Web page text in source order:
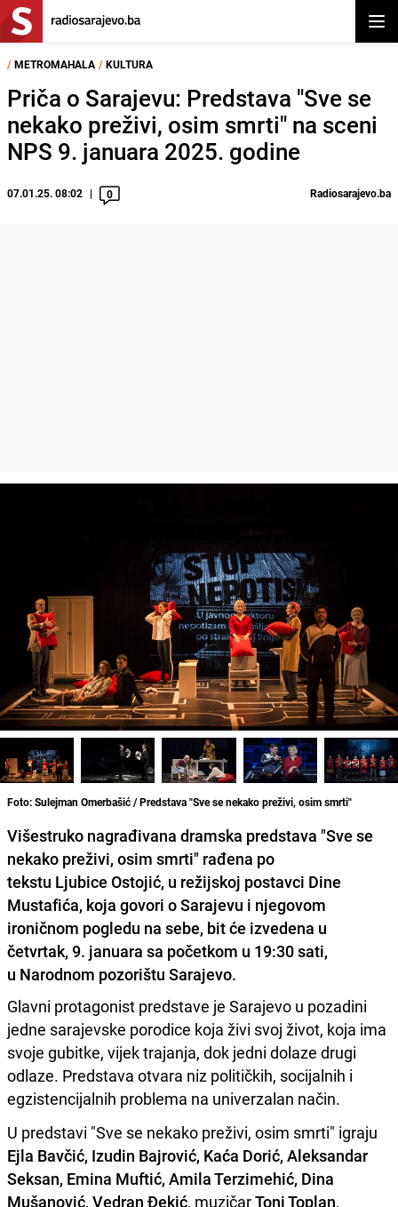
/ METROMAHALA / KULTURA
Priča o Sarajevu: Predstava "Sve se
nekako preživi, osim smrti" na sceni
NPS 9. januara 2025. godine
07.01.25. 08:02 0 Radiosarajevo.ba
Foto: Sulejman Omerbašić / Predstava "Sve se nekako preživi, osim smrti"
Višestruko nagrađivana dramska predstava "Sve se
nekako preživi, osim smrti" rađena po
tekstu Ljubice Ostojić, u režijskoj postavci Dine
Mustafića, koja govori o Sarajevu i njegovom
ironičnom pogledu na sebe, bit će izvedena u
četvrtak, 9. januara sa početkom u 19:30 sati,
u Narodnom pozorištu Sarajevo.
Glavni protagonist predstave je Sarajevo u pozadini
jedne sarajevske porodice koja živi svoj život, koja ima
svoje gubitke, vijek trajanja, dok jedni dolaze drugi
odlaze. Predstava otvara niz političkih, socijalnih i
egzistencijalnih problema na univerzalan način.
U predstavi "Sve se nekako preživi, osim smrti" igraju
Ejla Bavčić, Izudin Bajrović, Kaća Dorić, Aleksandar
Seksan, Emina Muftić, Amila Terzimehić, Dina
Mušanović, Vedran Đekić, muzičarToni Toplan,